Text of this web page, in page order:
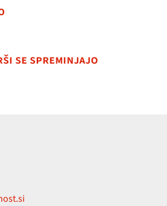
se spreminjajo